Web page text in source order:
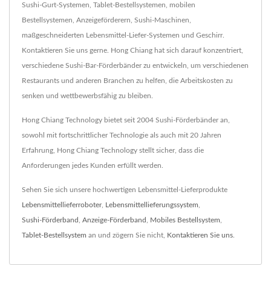
Sushi-Gurt-Systemen, Tablet-Bestellsystemen, mobilen
Bestellsystemen, Anzeigeförderern, Sushi-Maschinen,
maßgeschneiderten Lebensmittel-Liefer-Systemen und Geschirr.
Kontaktieren Sie uns gerne. Hong Chiang hat sich darauf konzentriert,
verschiedene Sushi-Bar-Förderbänder zu entwickeln, um verschiedenen
Restaurants und anderen Branchen zu helfen, die Arbeitskosten zu
senken und wettbewerbsfähig zu bleiben.
Hong Chiang Technology bietet seit 2004 Sushi-Förderbänder an,
sowohl mit fortschrittlicher Technologie als auch mit 20 Jahren
Erfahrung, Hong Chiang Technology stellt sicher, dass die
Anforderungen jedes Kunden erfüllt werden.
Sehen Sie sich unsere hochwertigen Lebensmittel-Lieferprodukte
Lebensmittellieferroboter, Lebensmittellieferungssystem
Sushi-Förderband Anzeige-Förderband Mobiles Bestellsystem
Tablet-Bestellsystem an und zögern Sie nicht, Kontaktieren Sie uns